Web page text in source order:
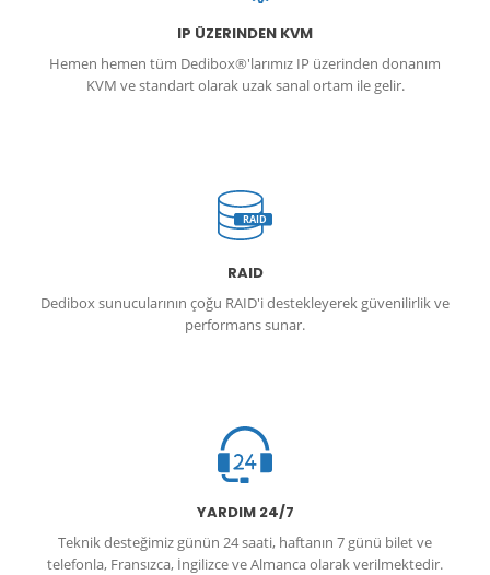
IP ÜZERINDEN KVM
Hemen hemen tüm Dedibox®'larımız IP üzerinden donanım
KVM ve standart olarak uzak sanal ortam ile gelir.
RAID
RAID
Dedibox sunucularının çoğu RAID'i destekleyerek güvenilirlik ve
performans sunar.
YARDIM 24/7
Teknik desteğimiz günün 24 saati, haftanın 7 günü bilet ve
telefonla, Fransızca, İngilizce ve Almanca olarak verilmektedir.